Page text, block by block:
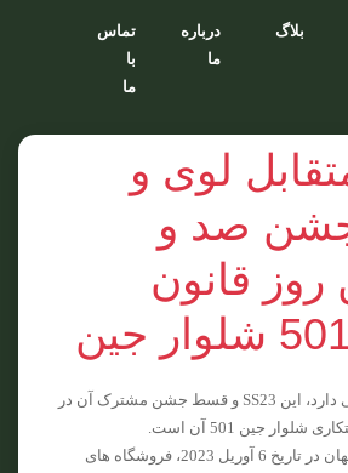
بلاگ
درباره
ما
تماس
با
ما
لوی و
جشن صد و
روز قانون
Levi's دوباره Nigo ژاپنی دارد، این SS23 و قسط جشن مشترک آن در
جین 501 آن است.
راه اندازی در سراسر جهان در تاریخ 6 آوریل 2023، فروشگاه های